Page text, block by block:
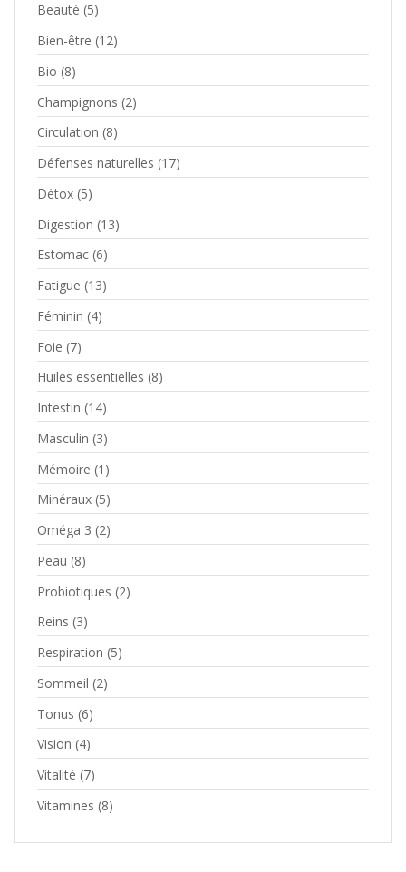
Beauté (5)
Bien-être (12)
Bio (8)
Champignons (2)
Circulation (8)
Défenses naturelles (17)
Détox (5)
Digestion (13)
Estomac (6)
Fatigue (13)
Féminin (4)
Foie (7)
Huiles essentielles (8)
Intestin (14)
Masculin (3)
Mémoire (1)
Minéraux (5)
Oméga 3 (2)
Peau (8)
Probiotiques (2)
Reins (3)
Respiration (5)
Sommeil (2)
Tonus (6)
Vision (4)
Vitalité (7)
Vitamines (8)